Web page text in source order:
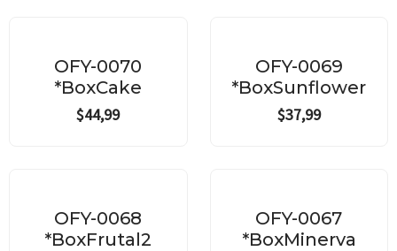
OFY-0070
*BoxCake
$44,99
OFY-0069
*BoxSunflower
$37,99
OFY-0068
*BoxFrutal2
OFY-0067
*BoxMinerva